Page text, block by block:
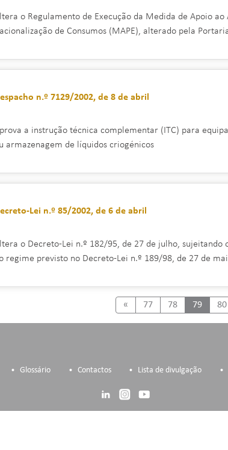
o Regulamento de Execução da Medida de Apoio
de Consumos (MAPE), alterado pela
n.º 7129/2002, de 8 de abril
a instrução técnica complementar (ITC) para
armazenagem de líquidos criogénicos
Lei n.º 85/2002, de 6 de abril
o Decreto-Lei n.º 182/95, de 27 de julho,
regime previsto no Decreto-Lei n.º 189/98, de 27 de
«Previous
77 78 79 80
Glossário Contactos Lista de divulgação